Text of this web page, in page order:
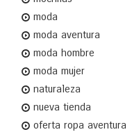
moda
moda aventura
moda hombre
moda mujer
naturaleza
nueva tienda
oferta ropa aventura